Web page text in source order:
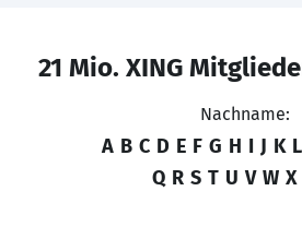
21 Mio. XING
Nachname:
A B C D E F G H I J K L
Q R S T U V W X